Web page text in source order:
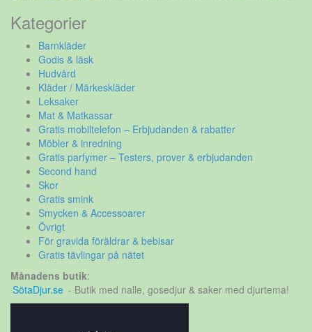
Kategorier
Barnkläder
Godis & läsk
Hudvård
Kläder / Märkeskläder
Leksaker
Mat & Matkassar
Gratis mobiltelefon – Erbjudanden & rabatter
Möbler & inredning
Gratis parfymer – Testers, prover & erbjudanden
Second hand
Skor
Gratis smink
Smycken & Accessoarer
Övrigt
För gravida föräldrar & bebisar
Gratis tävlingar på nätet
Månadens butik:
SötaDjur.se - Butik med nalle, gosedjur & saker med djurtema!